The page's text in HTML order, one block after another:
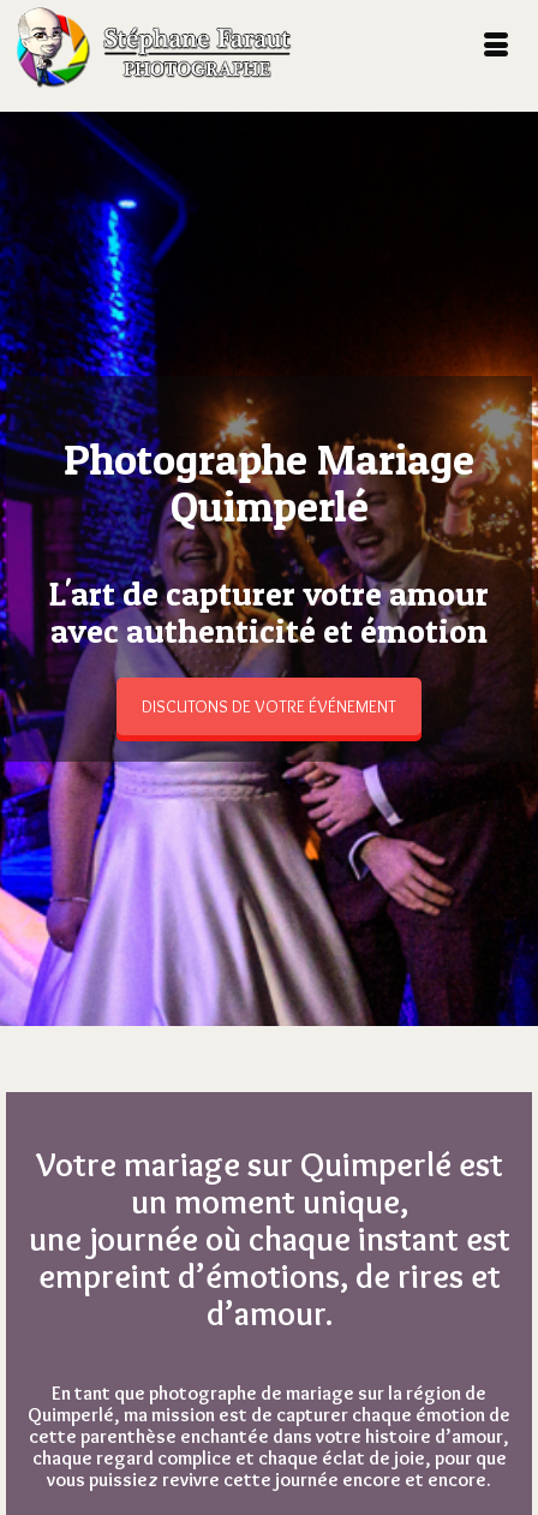
Photographe Mariage
Quimperlé
L'art de capturer votre amour
avec authenticité et émotion
DISCUTONS DE VOTRE ÉVÉNEMENT
Votre mariage sur Quimperlé est
un moment unique,
une journée où chaque instant est
empreint d’émotions, de rires et
d’amour.
En tant que photographe de mariage sur la région de
Quimperlé, ma mission est de capturer chaque émotion de
cette parenthèse enchantée dans votre histoire d’amour,
chaque regard complice et chaque éclat de joie, pour que
vous puissiez revivre cette journée encore et encore.